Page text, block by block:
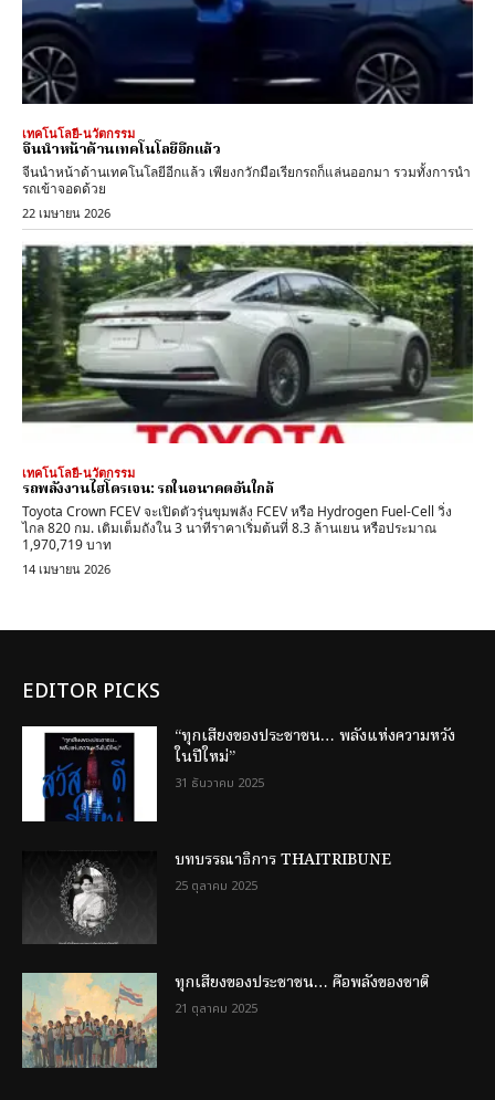
เทคโนโลยี-นวัตกรรม
จีนนำหน้าด้านเทคโนโลยีอีกแล้ว
จีนนำหน้าด้านเทคโนโลยีอีกแล้ว เพียงกวักมือเรียกรถก็แล่นออกมา รวมทั้งการนำ
รถเข้าจอดด้วย
22 เมษายน 2026
เทคโนโลยี-นวัตกรรม
รถพลังงานไฮโดรเจน: รถในอนาคตอันใกล้
Toyota Crown FCEV จะเปิดตัวรุ่นขุมพลัง FCEV หรือ Hydrogen Fuel-Cell วิ่ง
ไกล 820 กม. เติมเต็มถังใน 3 นาทีราคาเริ่มต้นที่ 8.3 ล้านเยน หรือประมาณ
1,970,719 บาท
14 เมษายน 2026
EDITOR PICKS
“ทุกเสียงของประชาชน… พลังแห่งความหวัง
ในปีใหม่”
31 ธันวาคม 2025
บทบรรณาธิการ THAITRIBUNE
25 ตุลาคม 2025
ทุกเสียงของประชาชน… คือพลังของชาติ
21 ตุลาคม 2025